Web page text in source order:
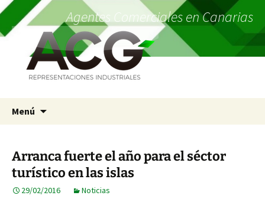
Agentes Comerciales en Canarias
Menú
Arranca fuerte el año para el séctor
turístico en las islas
29/02/2016 Noticias